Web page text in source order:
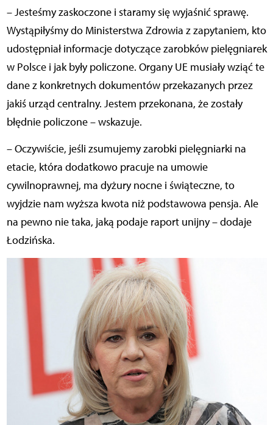
– Jesteśmy zaskoczone i staramy się wyjaśnić sprawę.
Wystąpiłyśmy do Ministerstwa Zdrowia z zapytaniem, kto
udostępniał informacje dotyczące zarobków pielęgniarek
w Polsce i jak były policzone. Organy UE musiały wziąć te
dane z konkretnych dokumentów przekazanych przez
jakiś urząd centralny. Jestem przekonana, że zostały
błędnie policzone – wskazuje.
– Oczywiście, jeśli zsumujemy zarobki pielęgniarki na
etacie, która dodatkowo pracuje na umowie
cywilnoprawnej, ma dyżury nocne i świąteczne, to
wyjdzie nam wyższa kwota niż podstawowa pensja. Ale
na pewno nie taka, jaką podaje raport unijny – dodaje
Łodzińska.